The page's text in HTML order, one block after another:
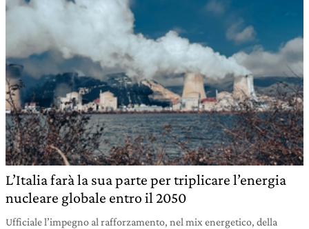
L’Italia farà la sua parte per triplicare l’energia
nucleare globale entro il 2050
Ufficiale l’impegno al rafforzamento, nel mix energetico, della